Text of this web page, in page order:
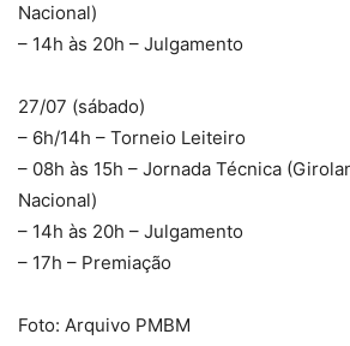
Nacional)
– 14h às 20h – Julgamento
27/07 (sábado)
– 6h/14h – Torneio Leiteiro
– 08h às 15h – Jornada Técnica
Nacional)
– 14h às 20h – Julgamento
– 17h – Premiação
Foto: Arquivo PMBM